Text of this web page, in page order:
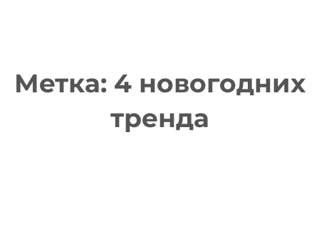
Метка: 4 новогодних
тренда